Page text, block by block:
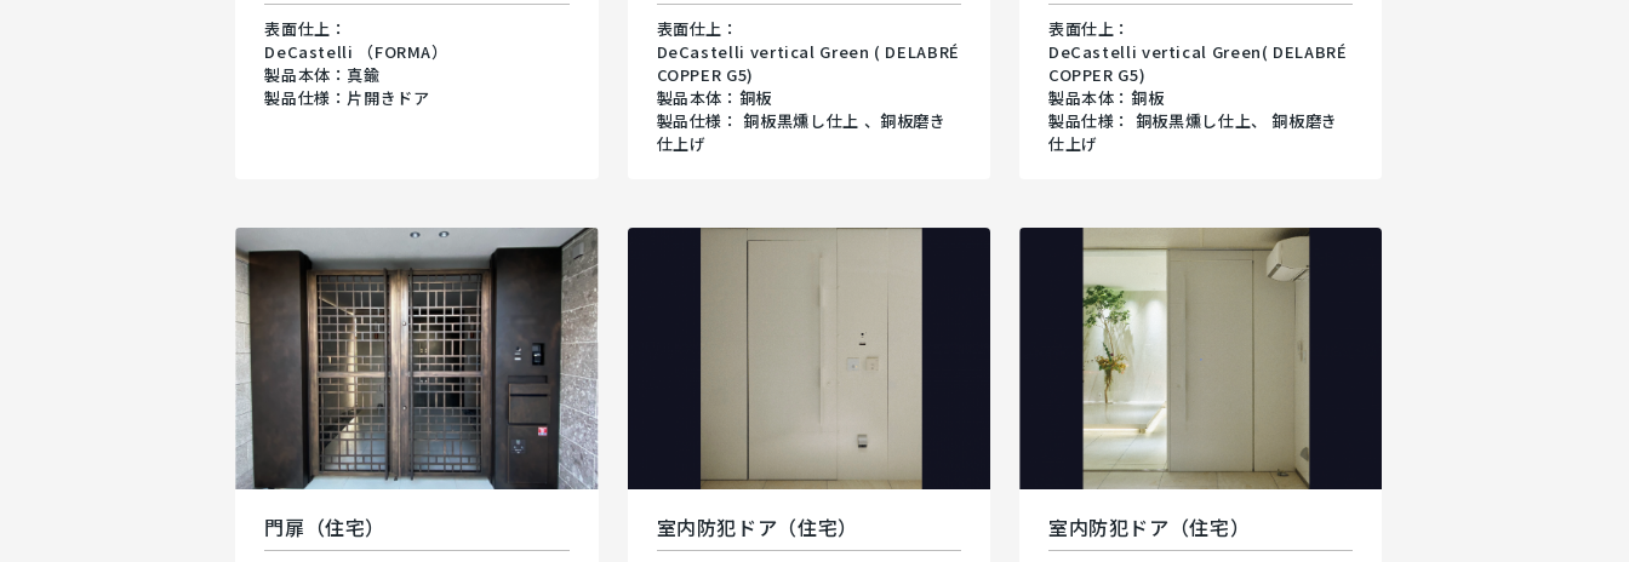
表面仕上：
DeCastelli （FORMA）
製品本体：真鍮
製品仕様：片開きドア
表面仕上：
DeCastelli vertical Green ( DELABRÉ
COPPER G5)
製品本体：銅板
製品仕様： 銅板黒燻し仕上 、銅板磨き
仕上げ
表面仕上：
DeCastelli vertical Green( DELABRÉ
COPPER G5)
製品本体：銅板
製品仕様： 銅板黒燻し仕上、 銅板磨き
仕上げ
門扉（住宅） 室内防犯ドア（住宅） 室内防犯ドア（住宅）